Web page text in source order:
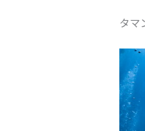
タマ